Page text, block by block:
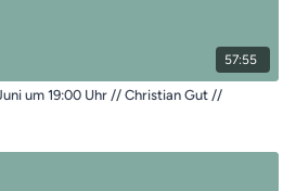
57:55
um 19:00 Uhr // Christian Gut //